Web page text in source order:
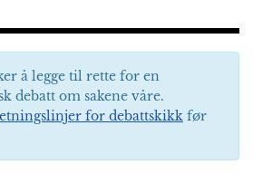
å legge til rette for en
debatt om sakene våre.
for debattskikk før